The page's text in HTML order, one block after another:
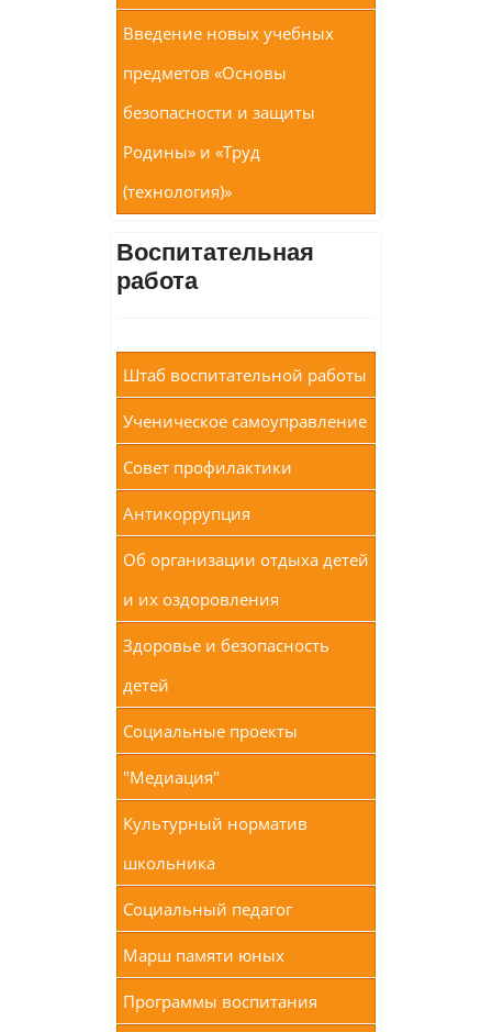
Введение новых учебных
предметов «Основы
безопасности и защиты
Родины» и «Труд
(технология)»
Воспитательная
работа
Штаб воспитательной работы
Ученическое самоуправление
Совет профилактики
Антикоррупция
Об организации отдыха детей
и их оздоровления
Здоровье и безопасность
детей
Социальные проекты
"Медиация"
Культурный норматив
школьника
Социальный педагог
Марш памяти юных
Программы воспитания